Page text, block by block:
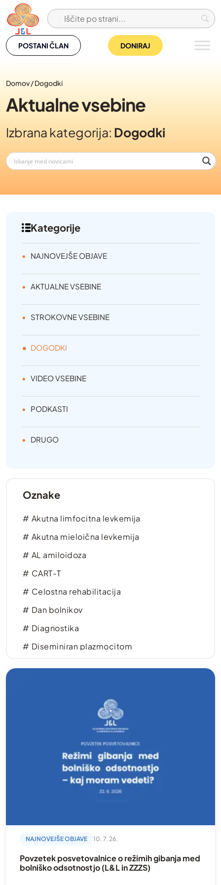
Skip
to
content
POSTANI ČLAN DONIRAJ
Domov/Dogodki
Aktualne vsebine
Izbrana kategorija: Dogodki
Kategorije
NAJNOVEJŠE OBJAVE
AKTUALNE VSEBINE
STROKOVNE VSEBINE
DOGODKI
VIDEO VSEBINE
PODKASTI
DRUGO
Oznake
Akutna limfocitna levkemija
Akutna mieloična levkemija
AL amiloidoza
CART-T
Celostna rehabilitacija
Dan bolnikov
Diagnostika
Diseminiran plazmocitom
Hodgkinov limfom
Kampanija
Kronična limfocitna levkemija
Mieloproliferativne novotvorbe
NAJNOVEJŠE OBJAVE 10. 7. 26.
Povzetek posvetovalnice o režimih gibanja med
bolniško odsotnostjo (L&L in ZZZS)